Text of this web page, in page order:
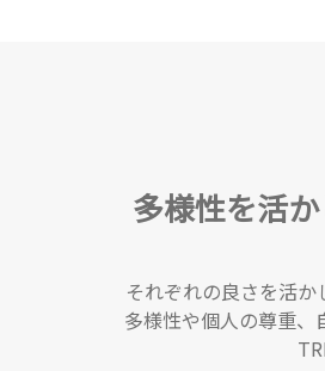
多様性を活
それぞれの良さを活か
多様性や個人の尊重、